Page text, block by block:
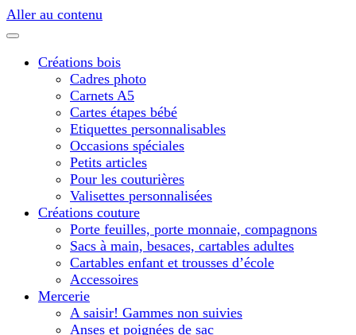
Aller au contenu
Créations bois
Cadres photo
Carnets A5
Cartes étapes bébé
Etiquettes personnalisables
Occasions spéciales
Petits articles
Pour les couturières
Valisettes personnalisées
Créations couture
Porte feuilles, porte monnaie, compagnons
Sacs à main, besaces, cartables adultes
Cartables enfant et trousses d’école
Accessoires
Mercerie
A saisir! Gammes non suivies
Anses et poignées de sac